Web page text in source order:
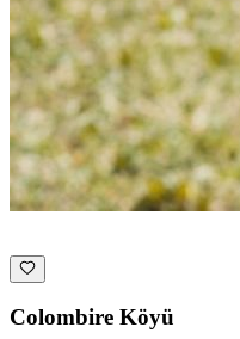
Colombire Köyü